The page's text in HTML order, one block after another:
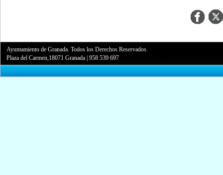
Ayuntamiento de Granada. Todos los Derechos Reservados.
Plaza del Carmen,18071 Granada |958 539 697